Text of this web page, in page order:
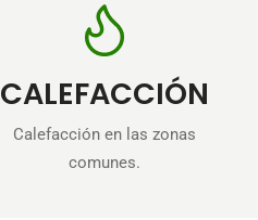
CALEFACCIÓN
Calefacción en las zonas
comunes.